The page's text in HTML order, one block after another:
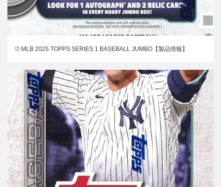
⚾ MLB 2025 TOPPS SERIES 1 BASEBALL JUMBO【製品情報】